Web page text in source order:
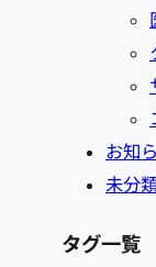
お知
未分
タグ一覧